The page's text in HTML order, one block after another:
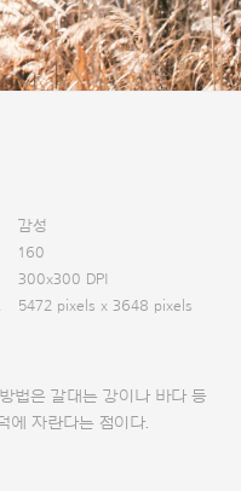
감성
160
300x300 DPI
5472 pixels x 3648 pixels
법은 갈대는 강이나 바다 등
에 자란다는 점이다.